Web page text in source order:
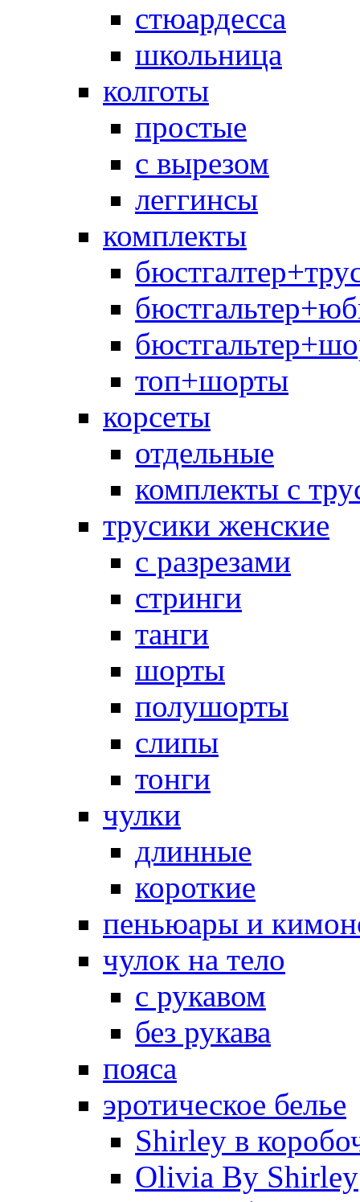
стюардесса
школьница
колготы
простые
с вырезом
леггинсы
комплекты
топ+шорты
корсеты
отдельные
комплекты с
трусики женские
с разрезами
стринги
танги
шорты
полушорты
слипы
тонги
чулки
длинные
короткие
пеньюары и
чулок на тело
с рукавом
без рукава
пояса
эротическое белье
Shirley в
Olivia By Shirley